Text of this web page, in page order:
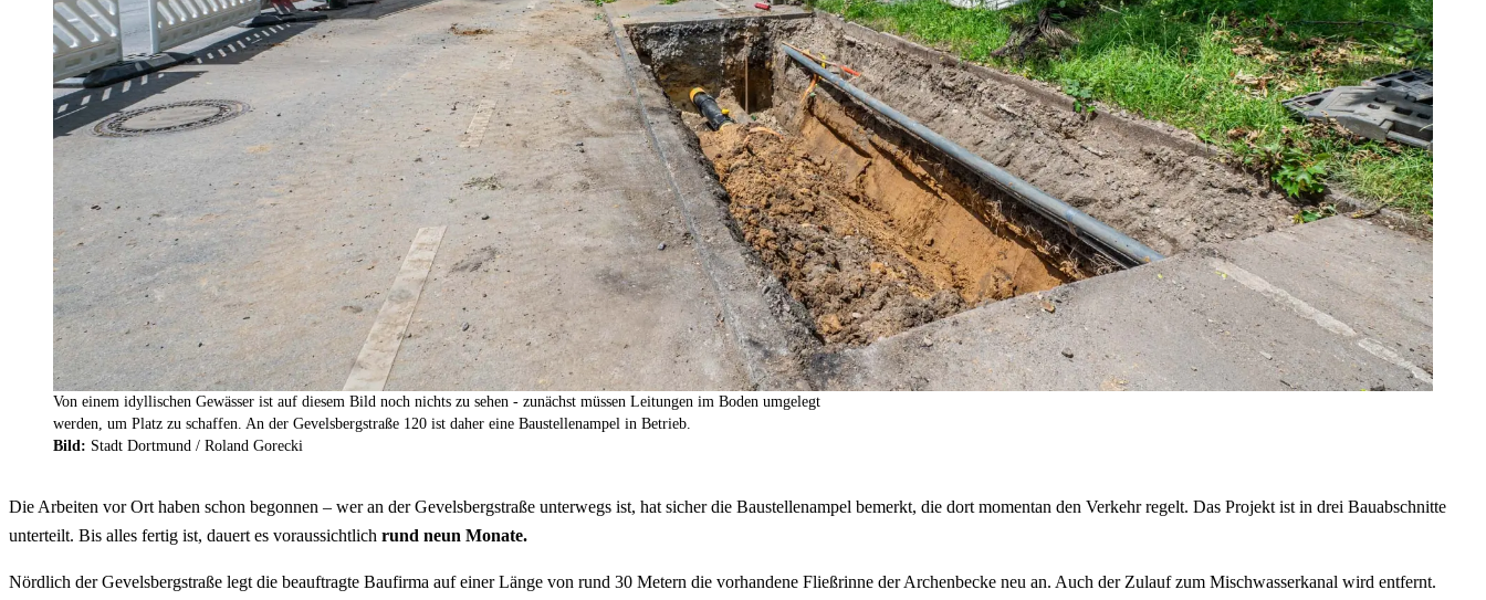
Von einem idyllischen Gewässer ist auf diesem Bild noch nichts zu sehen - zunächst müssen Leitungen im Boden umgelegt
werden, um Platz zu schaffen. An der Gevelsbergstraße 120 ist daher eine Baustellenampel in Betrieb.
Bild: Stadt Dortmund / Roland Gorecki
Die Arbeiten vor Ort haben schon begonnen – wer an der Gevelsbergstraße unterwegs ist, hat sicher die Baustellenampel bemerkt, die dort momentan den Verkehr regelt. Das Projekt ist in drei Bauabschnitte
unterteilt. Bis alles fertig ist, dauert es voraussichtlich rund neun Monate.
Nördlich der Gevelsbergstraße legt die beauftragte Baufirma auf einer Länge von rund 30 Metern die vorhandene Fließrinne der Archenbecke neu an. Auch der Zulauf zum Mischwasserkanal wird entfernt.